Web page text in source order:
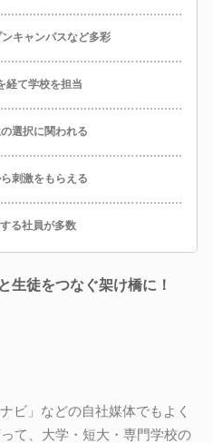
キャンパスなど多彩
て学校を担当
選択に関われる
刺激をもらえる
る社員が多数
生徒をつなぐ架け橋に！
ビ」などの自社媒体でもよく
て、大学・短大・専門学校の